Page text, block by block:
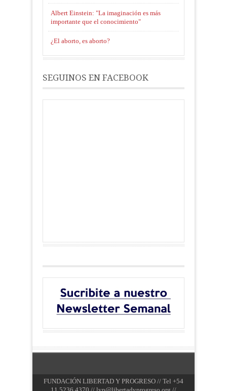
Albert Einstein: "La imaginación es más
importante que el conocimiento"
¿El aborto, es aborto?
SEGUINOS EN FACEBOOK
FUNDACIÓN LIBERTAD Y PROGRESO // Tel +54